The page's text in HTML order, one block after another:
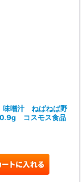
味噌汁 ねばねば野
コスモス食品